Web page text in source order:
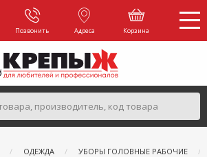
Позвонить Адреса Корзина
ОДЕЖДА УБОРЫ ГОЛОВНЫЕ РАБОЧИЕ